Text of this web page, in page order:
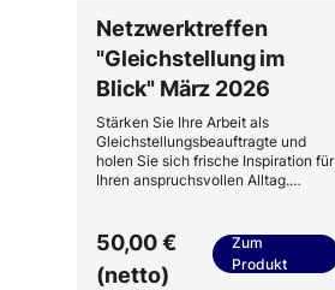
Netzwerktreffen
"Gleichstellung im
Blick" März 2026
Stärken Sie Ihre Arbeit als
Gleichstellungsbeauftragte und
holen Sie sich frische Inspiration für
Ihren anspruchsvollen Alltag.
50,00 €
(netto)
Zum
Produkt